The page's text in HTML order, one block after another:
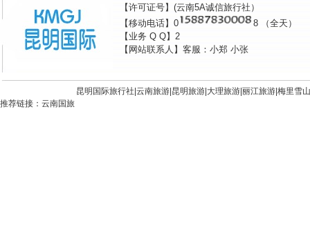
【许可证号】(云南5A诚信旅行社）
【移动电话】0
8 （全天）
【业务 Q Q】2
【网站联系人】客服：小郑 小张
昆明国际旅行社| 云南旅游 昆明旅游 大理旅游 丽江旅游 梅里雪山
推荐链接： 云南国旅